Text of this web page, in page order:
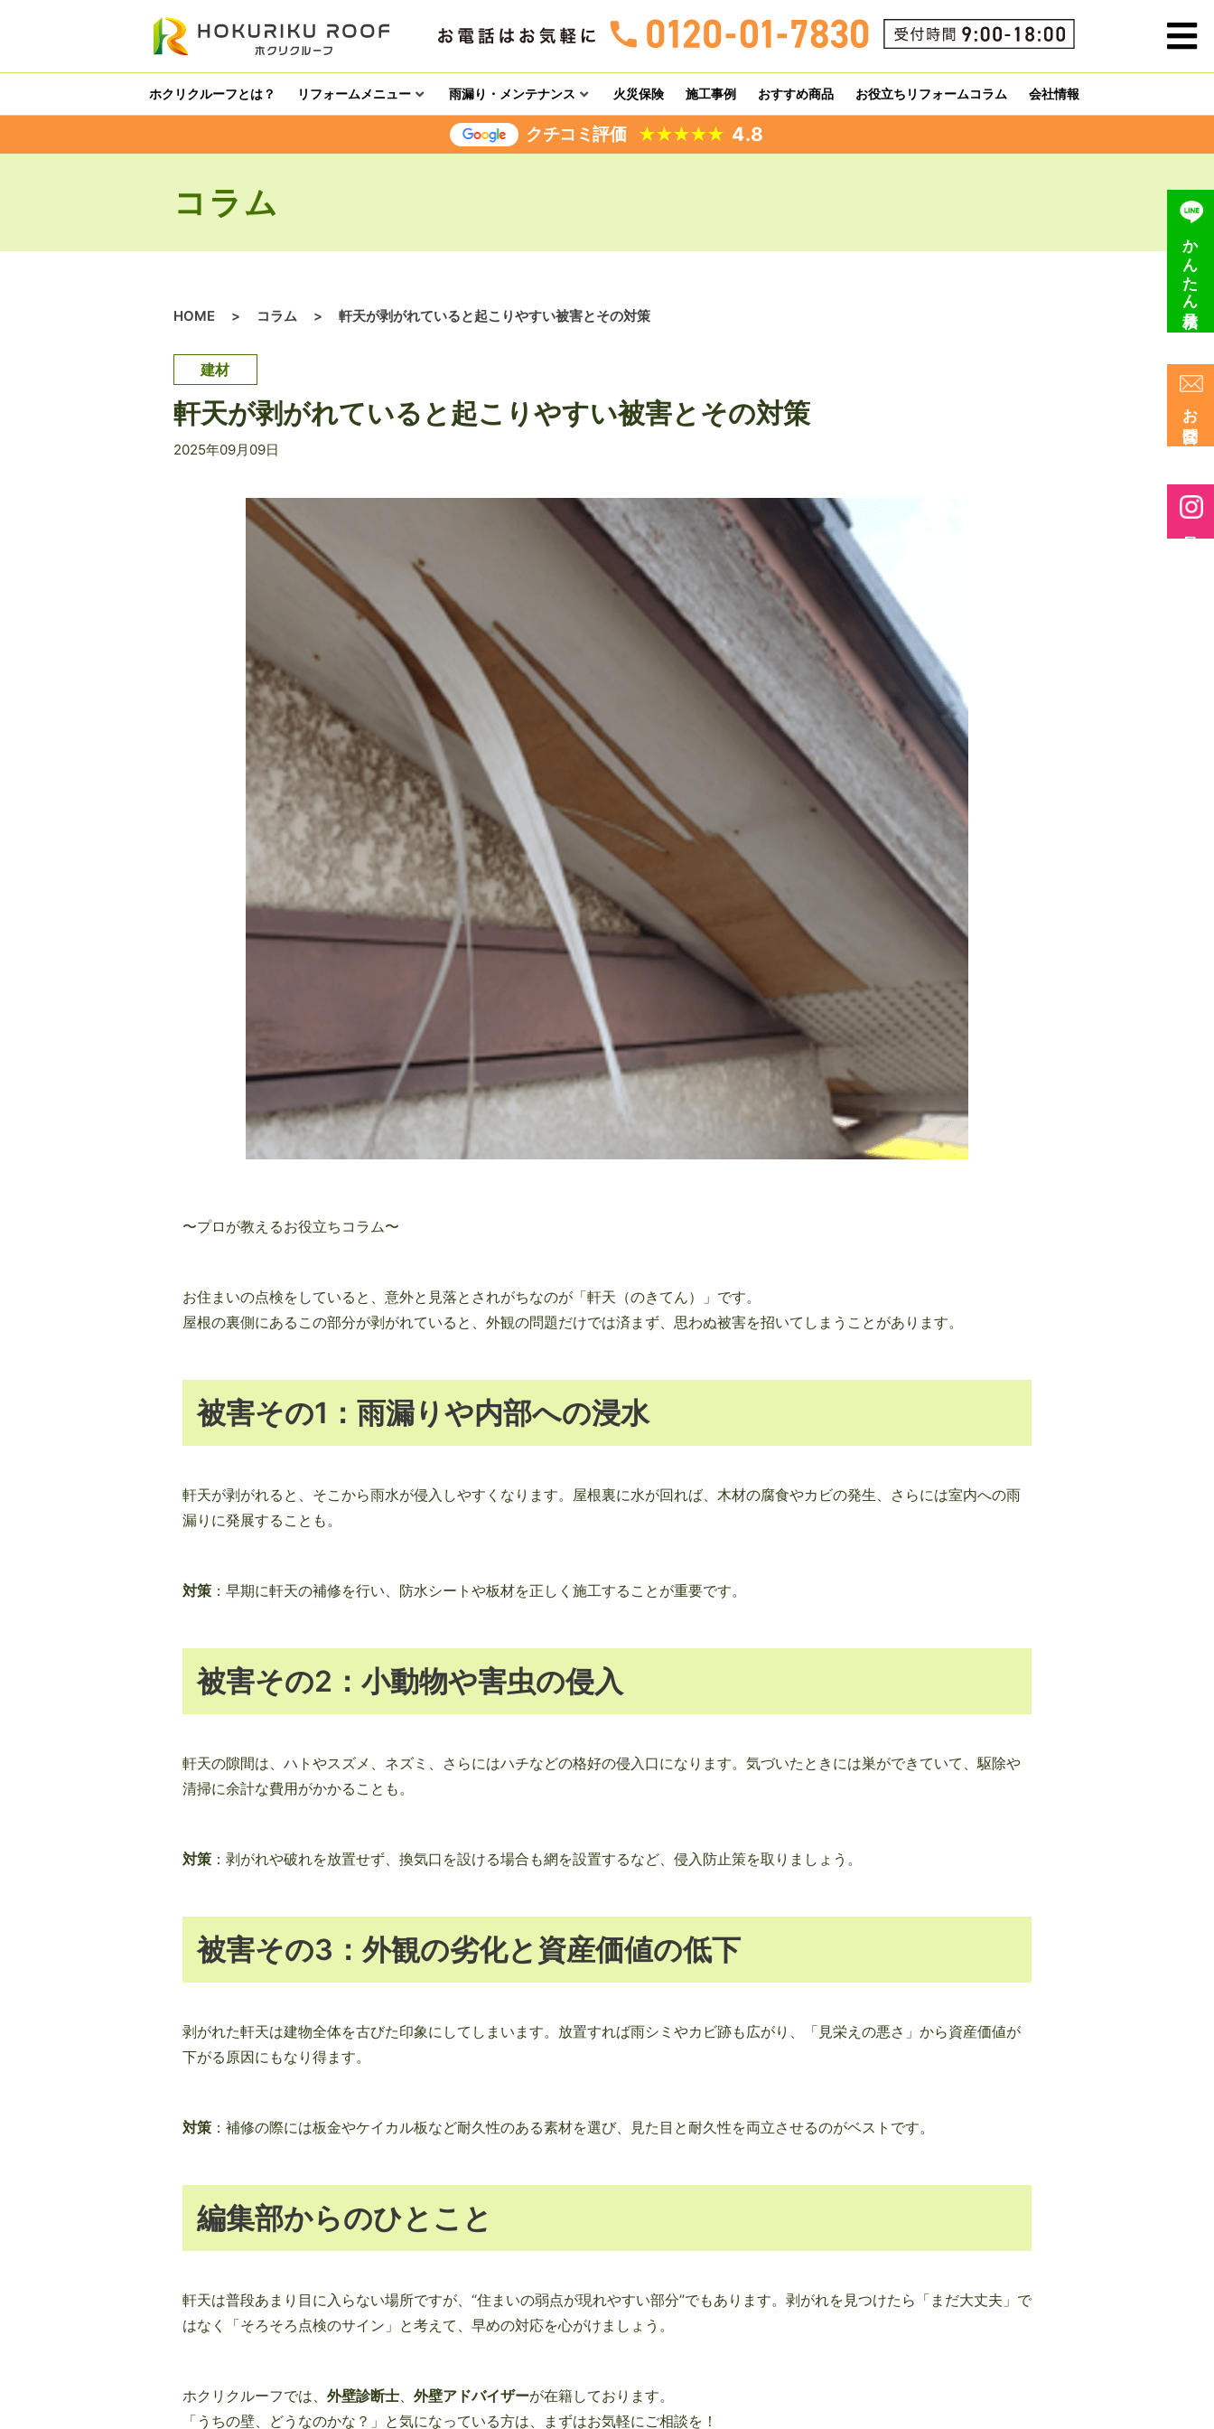
ス
ッ
かんたん見積り
お問合せ
ホクリクルーフとは？ リフォームメニュー 雨漏り・メンテナンス 火災保険 施工事例 おすすめ商品 お役立ちリフォームコラム 会社情報
クチコミ評価 ★★★★★ 4.8
コラム
HOME > コラム > 軒天が剥がれていると起こりやすい被害とその対策
建材
軒天が剥がれていると起こりやすい被害とその対策
2025年09月09日
〜プロが教えるお役立ちコラム〜
お住まいの点検をしていると、意外と見落とされがちなのが「軒天（のきてん）」です。
屋根の裏側にあるこの部分が剥がれていると、外観の問題だけでは済まず、思わぬ被害を招いてしまうことがあります。
被害その1：雨漏りや内部への浸水
軒天が剥がれると、そこから雨水が侵入しやすくなります。屋根裏に水が回れば、木材の腐食やカビの発生、さらには室内への雨
漏りに発展することも。
対策 ：早期に軒天の補修を行い、防水シートや板材を正しく施工することが重要です。
被害その2：小動物や害虫の侵入
軒天の隙間は、ハトやスズメ、ネズミ、さらにはハチなどの格好の侵入口になります。気づいたときには巣ができていて、駆除や
清掃に余計な費用がかかることも。
対策 ：剥がれや破れを放置せず、換気口を設ける場合も網を設置するなど、侵入防止策を取りましょう。
被害その3：外観の劣化と資産価値の低下
剥がれた軒天は建物全体を古びた印象にしてしまいます。放置すれば雨シミやカビ跡も広がり、「見栄えの悪さ」から資産価値が
下がる原因にもなり得ます。
対策 ：補修の際には板金やケイカル板など耐久性のある素材を選び、見た目と耐久性を両立させるのがベストです。
編集部からのひとこと
軒天は普段あまり目に入らない場所ですが、“住まいの弱点が現れやすい部分”でもあります。剥がれを見つけたら「まだ大丈夫」で
はなく「そろそろ点検のサイン」と考えて、早めの対応を心がけましょう。
ホクリクルーフでは、 外壁診断士 外壁アドバイザーが在籍しております。
「うちの壁、どうなのかな？」と気になっている方は、まずはお気軽にご相談を！